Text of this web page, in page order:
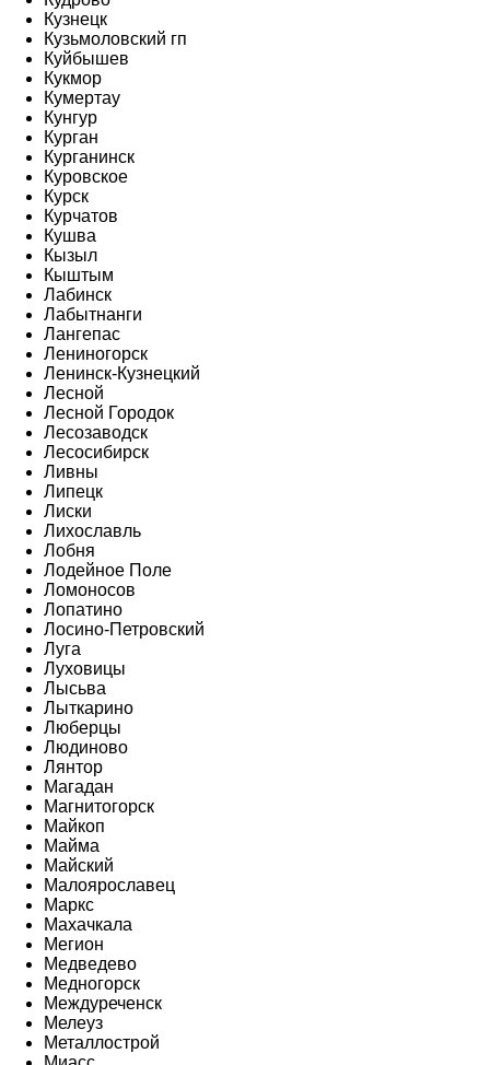
Кузнецк
Кузьмоловский гп
Куйбышев
Кукмор
Кумертау
Кунгур
Курган
Курганинск
Куровское
Курск
Курчатов
Кушва
Кызыл
Кыштым
Лабинск
Лабытнанги
Лангепас
Лениногорск
Ленинск-Кузнецкий
Лесной
Лесной Городок
Лесозаводск
Лесосибирск
Ливны
Липецк
Лиски
Лихославль
Лобня
Лодейное Поле
Ломоносов
Лопатино
Лосино-Петровский
Луга
Луховицы
Лысьва
Лыткарино
Люберцы
Людиново
Лянтор
Магадан
Магнитогорск
Майкоп
Майма
Майский
Малоярославец
Маркс
Махачкала
Мегион
Медведево
Медногорск
Междуреченск
Мелеуз
Металлострой